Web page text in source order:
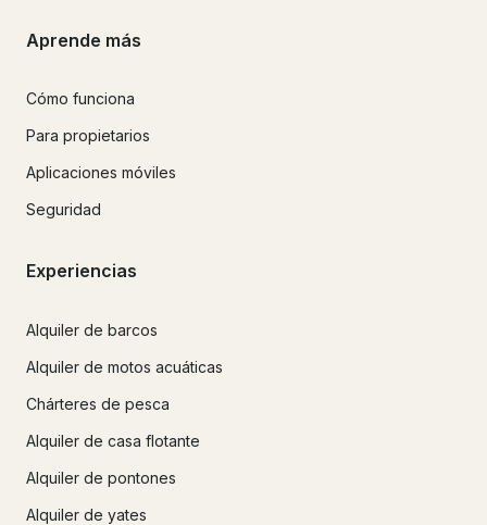
Aprende más
Cómo funciona
Para propietarios
Aplicaciones móviles
Seguridad
Experiencias
Alquiler de barcos
Alquiler de motos acuáticas
Chárteres de pesca
Alquiler de casa flotante
Alquiler de pontones
Alquiler de yates